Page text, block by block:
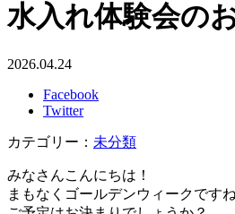
水入れ体験会の
2026.04.24
Facebook
Twitter
カテゴリー： 未分類
みなさんこんにちは！
まもなくゴールデンウィークです